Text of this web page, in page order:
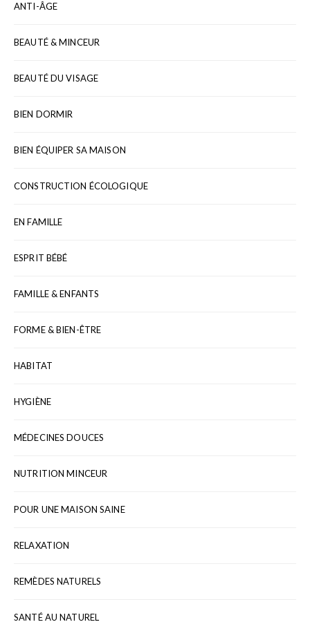
ANTI-ÂGE
BEAUTÉ & MINCEUR
BEAUTÉ DU VISAGE
BIEN DORMIR
BIEN ÉQUIPER SA MAISON
CONSTRUCTION ÉCOLOGIQUE
EN FAMILLE
ESPRIT BÉBÉ
FAMILLE & ENFANTS
FORME & BIEN-ÊTRE
HABITAT
HYGIÈNE
MÉDECINES DOUCES
NUTRITION MINCEUR
POUR UNE MAISON SAINE
RELAXATION
REMÈDES NATURELS
SANTÉ AU NATUREL